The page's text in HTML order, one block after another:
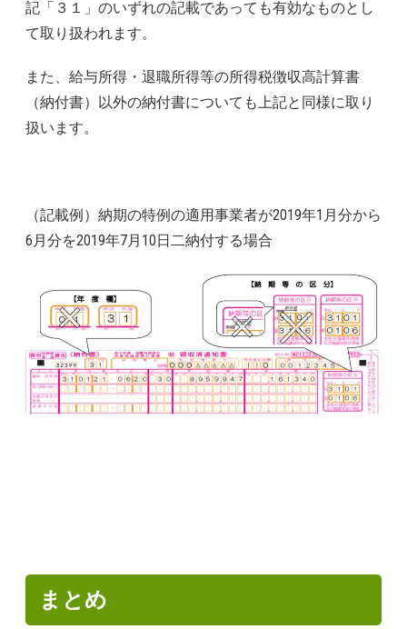
記「３１」のいずれの記載であっても有効なものとし
て取り扱われます。
また、給与所得・退職所得等の所得税徴収高計算書
（納付書）以外の納付書についても上記と同様に取り
扱います。
（記載例）納期の特例の適用事業者が2019年1月分から
6月分を2019年7月10日二納付する場合
まとめ